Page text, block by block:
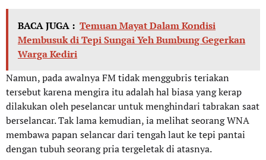
BACA JUGA : Temuan Mayat Dalam Kondisi
Membusuk di Tepi Sungai Yeh Bumbung Gegerkan
Warga Kediri
Namun, pada awalnya FM tidak menggubris teriakan
tersebut karena mengira itu adalah hal biasa yang kerap
dilakukan oleh peselancar untuk menghindari tabrakan saat
berselancar. Tak lama kemudian, ia melihat seorang WNA
membawa papan selancar dari tengah laut ke tepi pantai
dengan tubuh seorang pria tergeletak di atasnya.